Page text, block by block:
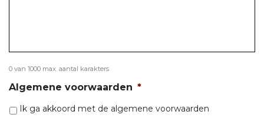
0 van 1000 max. aantal karakters
Algemene voorwaarden *
Ik ga akkoord met de algemene voorwaarden